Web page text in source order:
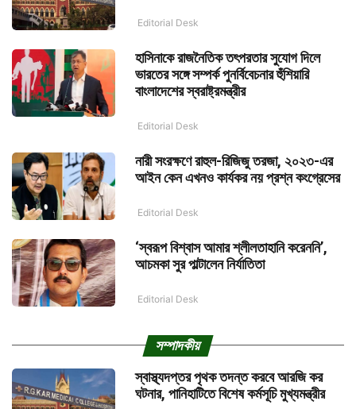
Editorial Desk
হাসিনাকে রাজনৈতিক তৎপরতার সুযোগ দিলে
ভারতের সঙ্গে সম্পর্ক পুনর্বিবেচনার হুঁশিয়ারি
বাংলাদেশের স্বরাষ্ট্রমন্ত্রীর
Editorial Desk
নারী সংরক্ষণে রাহুল-রিজিজু তরজা, ২০২৩-এর
আইন কেন এখনও কার্যকর নয় প্রশ্ন কংগ্রেসের
Editorial Desk
‘স্বরূপ বিশ্বাস আমার শ্লীলতাহানি করেননি’,
আচমকা সুর পাল্টালেন নির্যাতিতা
Editorial Desk
সম্পাদকীয়
স্বাস্থ্যদপ্তর পৃথক তদন্ত করবে আরজি কর
ঘটনার, পানিহাটিতে বিশেষ কর্মসূচি মুখ্যমন্ত্রীর